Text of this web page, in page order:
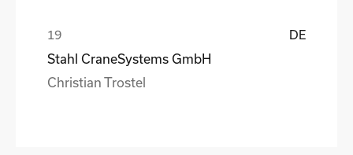
DE
Stahl CraneSystems GmbH
Christian Trostel